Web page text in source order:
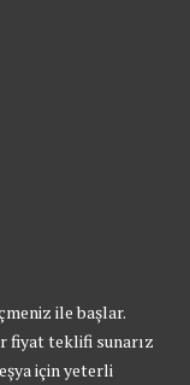
ile başlar.
fiyat teklifi sunarız
için yeterli